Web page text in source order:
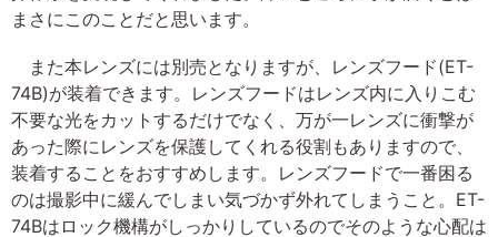
まさにこのことだと思います。
また本レンズには別売となりますが、レンズフード(ET-
74B)が装着できます。レンズフードはレンズ内に入りこむ
不要な光をカットするだけでなく、万が一レンズに衝撃が
あった際にレンズを保護してくれる役割もありますので、
装着することをおすすめします。レンズフードで一番困る
のは撮影中に緩んでしまい気づかず外れてしまうこと。ET-
74Bはロック機構がしっかりしているのでそのような心配は